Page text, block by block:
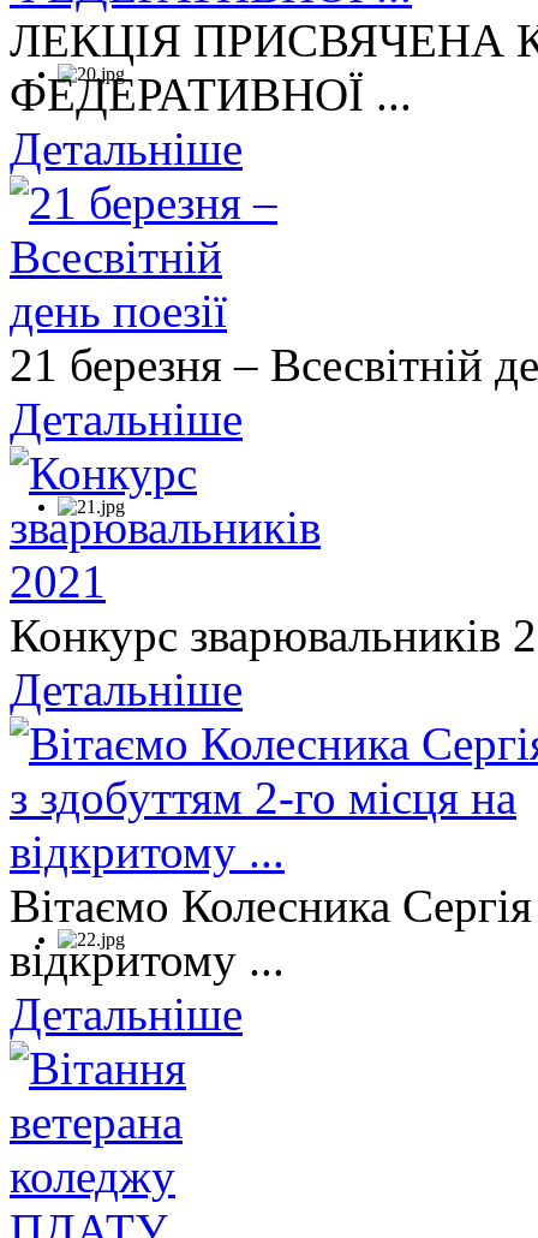
ЛЕКЦІЯ ПРИСВЯЧЕНА
ФЕДЕРАТИВНОЇ ...
Детальніше
21 березня – Всесвітній
Детальніше
Конкурс зварювальників
Детальніше
Вітаємо Колесника
відкритому ...
Детальніше